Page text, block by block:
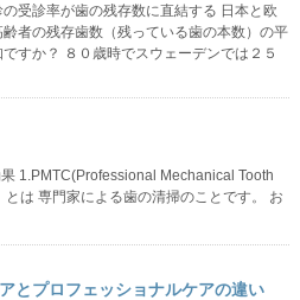
受診率が歯の残存数に直結する 日本と欧
者の残存歯数（残っている歯の本数）の平
すか？ ８０歳時でスウェーデンでは２５
1.PMTC(Professional Mechanical Tooth
は 専門家による歯の清掃のことです。 お
とプロフェッショナルケアの違い